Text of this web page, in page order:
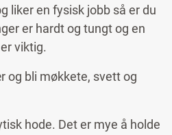
liker en fysisk jobb så er du
er hardt og tungt og en
viktig.
og bli møkkete, svett og
hode. Det er mye å holde